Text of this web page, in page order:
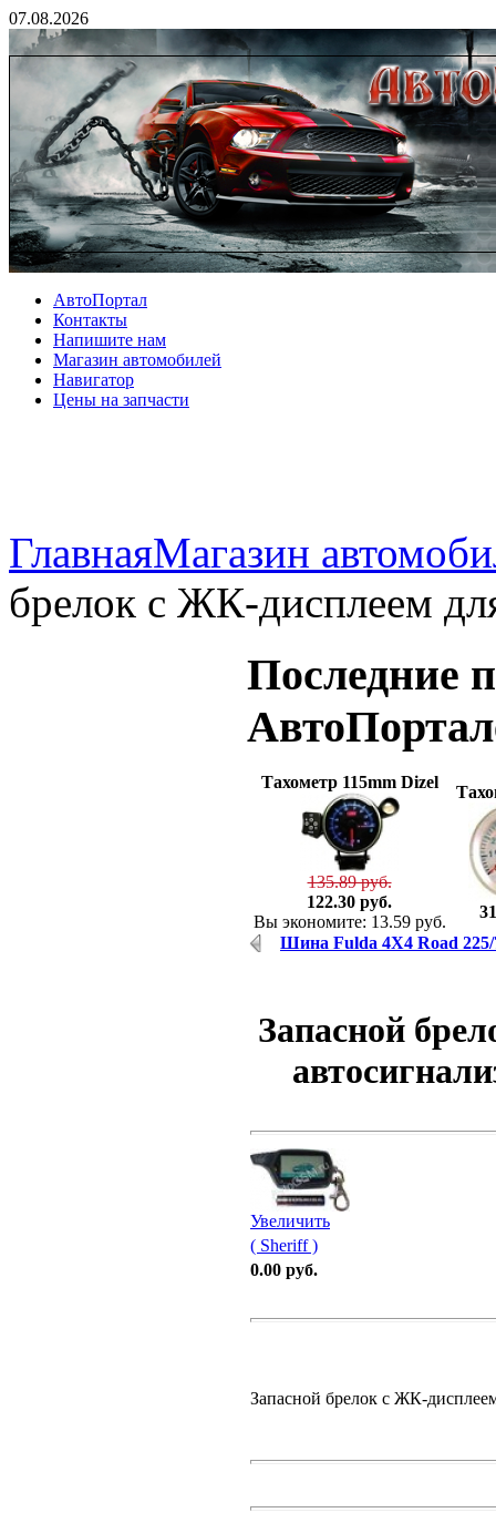
07.08.2026
АвтоПортал
Контакты
Напишите нам
Магазин автомобилей
Навигатор
Цены на запчасти
ГлавнаяМагазин
брелок с ЖК-дисплеем
Последние
Тахометр 115mm Dizel
135.89 руб.
122.30 руб.
Вы экономите: 13.59 руб.
Шина Fulda 4X4 Road 225/
Запасной
Увеличить
( Sheriff )
0.00 руб.
Запасной брелок с ЖК-